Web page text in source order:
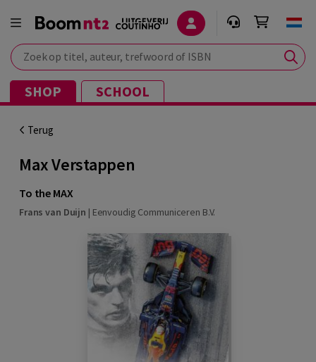
Zoek op titel, auteur, trefwoord of ISBN
SHOP SCHOOL
Terug
Max Verstappen
To the MAX
Frans van Duijn | Eenvoudig Communiceren B.V.